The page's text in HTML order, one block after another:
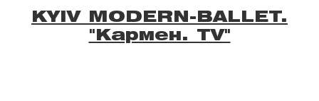
KYIV MODERN-BALLET.
"Кармен. TV"